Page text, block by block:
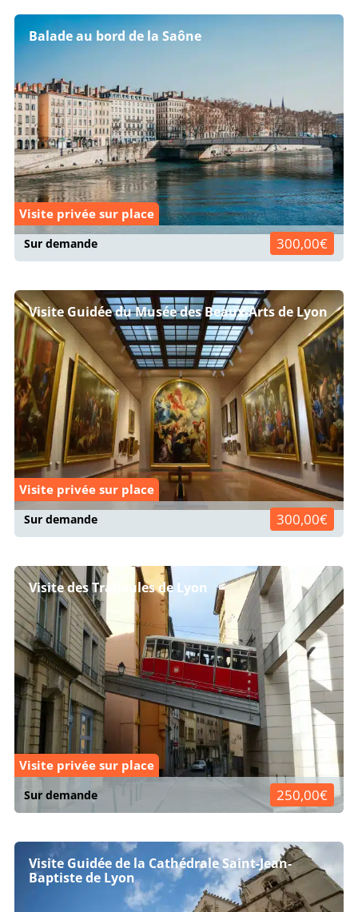
Balade au bord de la Saône
Visite privée sur place
Sur demande 300,00€
Visite Guidée du Musée des Beaux-Arts de Lyon
Visite privée sur place
Sur demande 300,00€
Visite des Traboules de Lyon
Visite privée sur place
Sur demande 250,00€
Visite Guidée de la Cathédrale Saint-Jean-
Baptiste de Lyon